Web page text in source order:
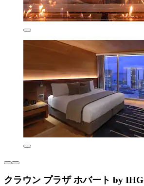
クラウン プラザ ホバート by IHG